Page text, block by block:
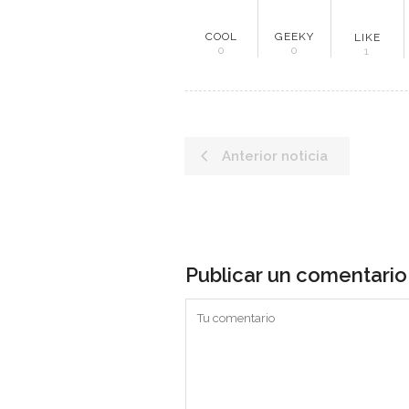
COOL
0
GEEKY
0
LIKE
1
Anterior noticia
Publicar un comentario
Es una revista digital ecuatoriana